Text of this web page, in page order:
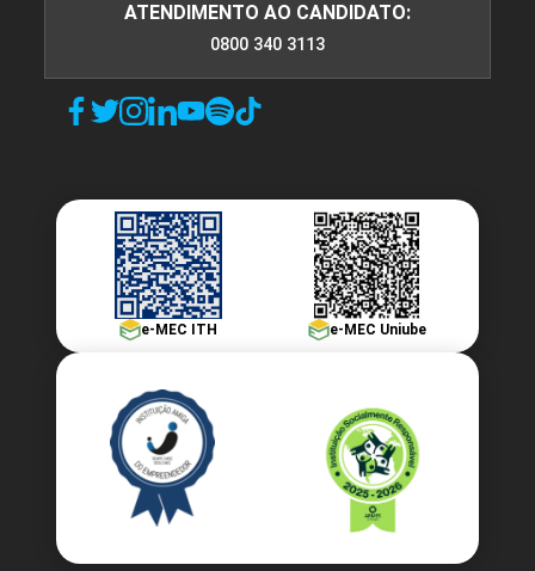
ATENDIMENTO AO CANDIDATO:
0800 340 3113
e-MEC ITH e-MEC Uniube